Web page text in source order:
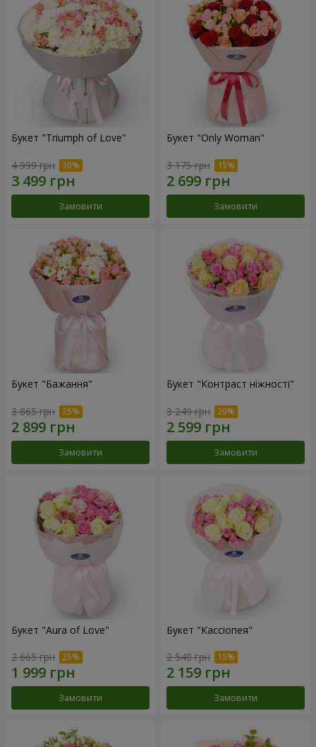
Букет "Triumph of Love"
4 999 грн
Замовити
Букет "Only Woman"
3 175 грн
Замовити
Букет "Бажання"
3 865 грн
Замовити
Букет "Контраст ніжності"
3 249 грн
Замовити
Букет "Aura of Love"
2 665 грн
Замовити
Букет "Кассіопея"
2 540 грн
Замовити